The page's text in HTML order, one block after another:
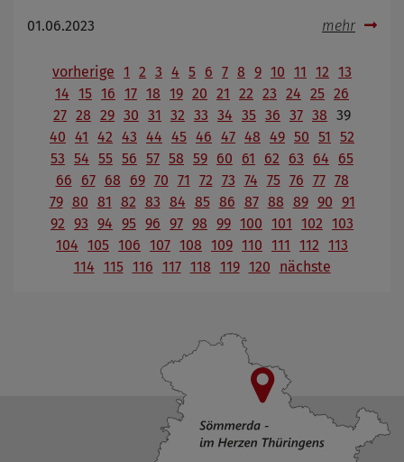
01.06.2023 mehr
vorherige 1 2 3 4 5 6 7 8 9 10 11 12 13
14 15 16 17 18 19 20 21 22 23 24 25 26
27 28 29 30 31 32 33 34 35 36 37 38 39
40 41 42 43 44 45 46 47 48 49 50 51
52
53 54 55 56 57 58 59 60 61 62 63 64
65
66
67 68 69 70 71 72 73 74 75 76 77 78
79 80 81 82 83 84 85 86 87 88 89 90 91
92 93 94 95 96 97 98 99 100 101 102 103
104 105 106 107 108 109 110 111 112 113
114 115 116 117 118 119 120 nächste